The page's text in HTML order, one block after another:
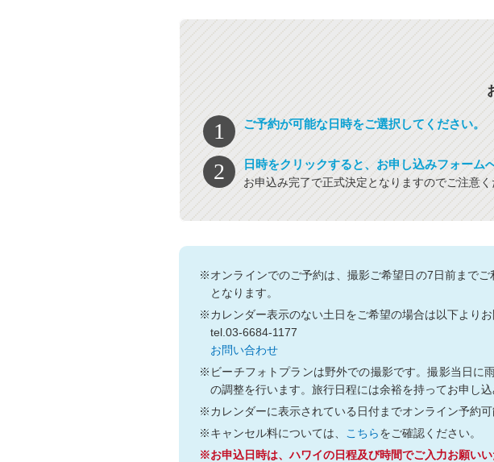
ご予約が可能な日時をご選択してください。
日時をクリックすると、お申し込みフォーム
お申込み完了で正式決定となりますのでご注意く
※オンラインでのご予約は、撮影ご希望日の7日前まで
となります。
※カレンダー表示のない土日をご希望の場合は以下よりお
tel.03-6684-1177
お問い合わせ
※ビーチフォトプランは野外での撮影です。撮影当日に
の調整を行います。旅行日程には余裕を持ってお申し
※カレンダーに表示されている日付までオンライン予約
※キャンセル料については、
こちらをご確認ください。
※お申込日時は、ハワイの日程及び時間でご入力お願いい